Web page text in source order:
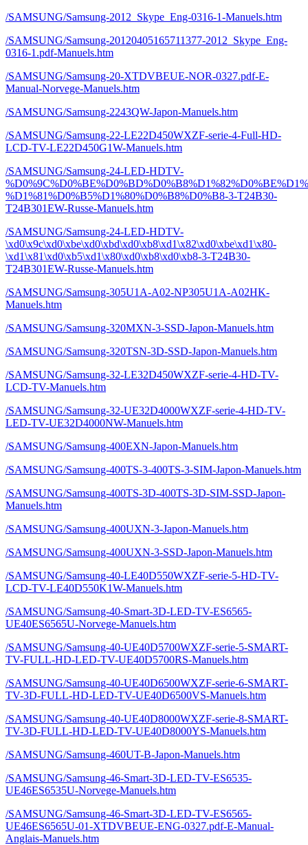
/SAMSUNG/Samsung-2012_Skype_Eng-0316-1-Manuels.htm
/SAMSUNG/Samsung-20120405165711377-2012_Skype_Eng-
0316-1.pdf-Manuels.htm
/SAMSUNG/Samsung-20-XTDVBEUE-NOR-0327.pdf-E-
Manual-Norvege-Manuels.htm
/SAMSUNG/Samsung-2243QW-Japon-Manuels.htm
/SAMSUNG/Samsung-22-LE22D450WXZF-serie-4-Full-HD-
LCD-TV-LE22D450G1W-Manuels.htm
/SAMSUNG/Samsung-24-LED-HDTV-
%D1%81%D0%B5%D1%80%D0%B8%D0%B8-3-T24B30-
T24B301EW-Russe-Manuels.htm
/SAMSUNG/Samsung-24-LED-HDTV-
\xd0\x9c\xd0\xbe\xd0\xbd\xd0\xb8\xd1\x82\xd0\xbe\xd1\x80-
\xd1\x81\xd0\xb5\xd1\x80\xd0\xb8\xd0\xb8-3-T24B30-
T24B301EW-Russe-Manuels.htm
/SAMSUNG/Samsung-305U1A-A02-NP305U1A-A02HK-
Manuels.htm
/SAMSUNG/Samsung-320MXN-3-SSD-Japon-Manuels.htm
/SAMSUNG/Samsung-320TSN-3D-SSD-Japon-Manuels.htm
/SAMSUNG/Samsung-32-LE32D450WXZF-serie-4-HD-TV-
LCD-TV-Manuels.htm
/SAMSUNG/Samsung-32-UE32D4000WXZF-serie-4-HD-TV-
LED-TV-UE32D4000NW-Manuels.htm
/SAMSUNG/Samsung-400EXN-Japon-Manuels.htm
/SAMSUNG/Samsung-400TS-3-400TS-3-SIM-Japon-Manuels.htm
/SAMSUNG/Samsung-400TS-3D-400TS-3D-SIM-SSD-Japon-
Manuels.htm
/SAMSUNG/Samsung-400UXN-3-Japon-Manuels.htm
/SAMSUNG/Samsung-400UXN-3-SSD-Japon-Manuels.htm
/SAMSUNG/Samsung-40-LE40D550WXZF-serie-5-HD-TV-
LCD-TV-LE40D550K1W-Manuels.htm
/SAMSUNG/Samsung-40-Smart-3D-LED-TV-ES6565-
UE40ES6565U-Norvege-Manuels.htm
/SAMSUNG/Samsung-40-UE40D5700WXZF-serie-5-SMART-
TV-FULL-HD-LED-TV-UE40D5700RS-Manuels.htm
/SAMSUNG/Samsung-40-UE40D6500WXZF-serie-6-SMART-
TV-3D-FULL-HD-LED-TV-UE40D6500VS-Manuels.htm
/SAMSUNG/Samsung-40-UE40D8000WXZF-serie-8-SMART-
TV-3D-FULL-HD-LED-TV-UE40D8000YS-Manuels.htm
/SAMSUNG/Samsung-460UT-B-Japon-Manuels.htm
/SAMSUNG/Samsung-46-Smart-3D-LED-TV-ES6535-
UE46ES6535U-Norvege-Manuels.htm
/SAMSUNG/Samsung-46-Smart-3D-LED-TV-ES6565-
UE46ES6565U-01-XTDVBEUE-ENG-0327.pdf-E-Manual-
Anglais-Manuels.htm